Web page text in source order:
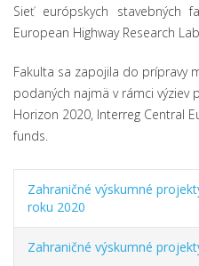
Sieť európskych stavebných
European Highway Research
Fakulta sa zapojila do prípravy
podaných najmä v rámci výziev
Horizon 2020, Interreg Central
funds.
Zahraničné výskumné
roku 2020
Zahraničné výskumné